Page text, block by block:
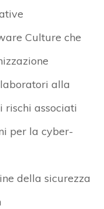
Culture che
alla
rischi associati
per la cyber-
della sicurezza